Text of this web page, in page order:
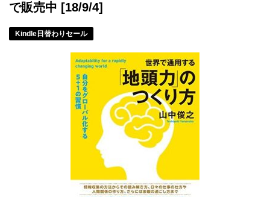
で販売中 [18/9/4]
Kindle日替わりセール